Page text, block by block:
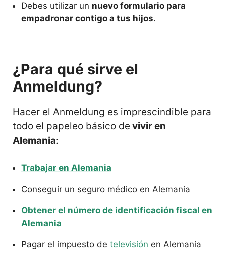
Debes utilizar un nuevo formulario para
empadronar contigo a tus hijos.
¿Para qué sirve el
Anmeldung?
Hacer el Anmeldung es imprescindible para
todo el papeleo básico de vivir en
Alemania:
Trabajar en Alemania
Conseguir un seguro médico en Alemania
Obtener el número de identificación fiscal en
Alemania
Pagar el impuesto de televisión en Alemania